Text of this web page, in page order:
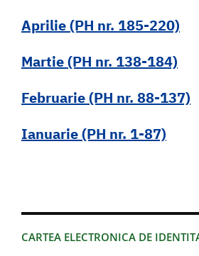
CARTEA ELECTRONICA DE
Aprilie (PH nr. 185-220)
Martie (PH nr. 138-184)
Februarie (PH nr. 88-137)
Ianuarie (PH nr. 1-87)